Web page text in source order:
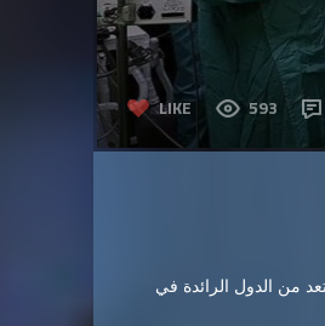
LIKE 593
من الدول الرائدة في